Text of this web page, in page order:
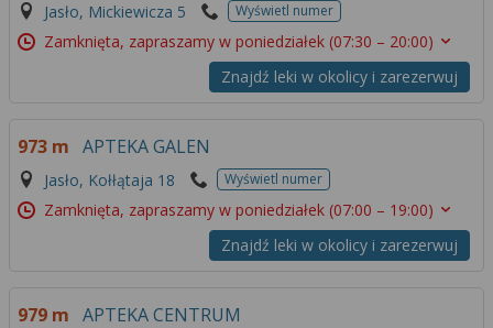
Jasło, Mickiewicza 5 Wyświetl numer
Zamknięta, zapraszamy w poniedziałek (07:30 – 20:00)
Znajdź leki w okolicy i zarezerwuj
973 m APTEKA GALEN
Jasło, Kołłątaja 18 Wyświetl numer
Zamknięta, zapraszamy w poniedziałek (07:00 – 19:00)
Znajdź leki w okolicy i zarezerwuj
979 m APTEKA CENTRUM